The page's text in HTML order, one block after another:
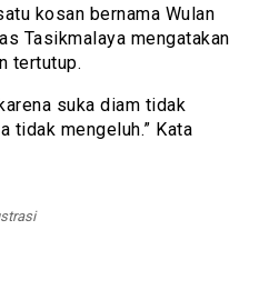
kosan bernama Wulan
Tasikmalaya mengatakan
tertutup.
suka diam tidak
tidak mengeluh.” Kata